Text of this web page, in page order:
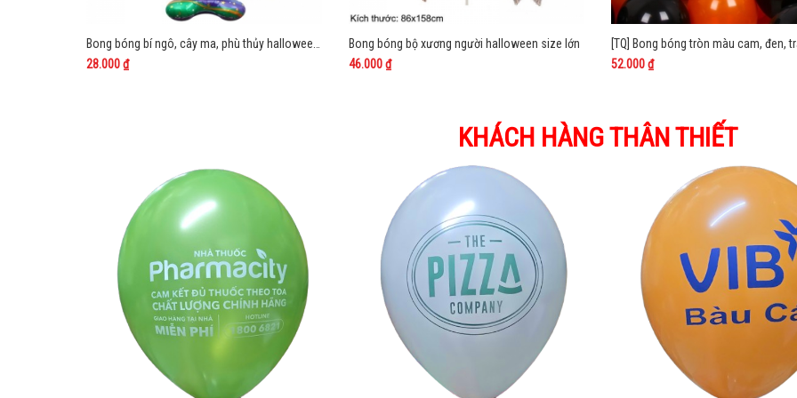
28.000 ₫
Bong bóng bộ xương người halloween size lớn
46.000 ₫
52.000 ₫
KHÁCH HÀNG THÂN THIẾT